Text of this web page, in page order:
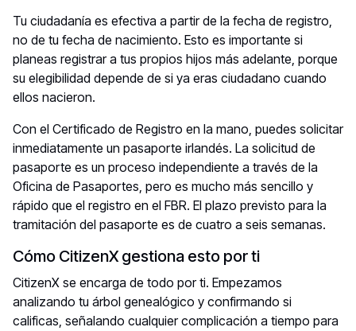
Tu ciudadanía es efectiva a partir de la fecha de registro,
no de tu fecha de nacimiento. Esto es importante si
planeas registrar a tus propios hijos más adelante, porque
su elegibilidad depende de si ya eras ciudadano cuando
ellos nacieron.
Con el Certificado de Registro en la mano, puedes solicitar
inmediatamente un pasaporte irlandés. La solicitud de
pasaporte es un proceso independiente a través de la
Oficina de Pasaportes, pero es mucho más sencillo y
rápido que el registro en el FBR. El plazo previsto para la
tramitación del pasaporte es de cuatro a seis semanas.
Cómo CitizenX gestiona esto por ti
CitizenX se encarga de todo por ti. Empezamos
analizando tu árbol genealógico y confirmando si
calificas, señalando cualquier complicación a tiempo para